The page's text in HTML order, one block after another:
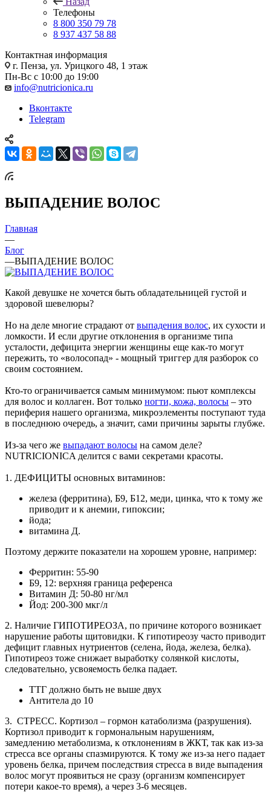
Телефоны
8 800 350 79 78
8 937 437 58 88
Контактная информация
г. Пенза, ул. Урицкого 48, 1 этаж
Пн-Вс с 10:00 до 19:00
info@nutricionica.ru
Вконтакте
Telegram
ВЫПАДЕНИЕ ВОЛОС
Главная
—
Блог
—ВЫПАДЕНИЕ ВОЛОС
Какой девушке не хочется быть обладательницей густой и
здоровой шевелюры?
Но на деле многие страдают от выпадения волос, их сухости и
ломкости. И если другие отклонения в организме типа
усталости, дефицита энергии женщины еще как-то могут
пережить, то «волосопад» - мощный триггер для разборок со
своим состоянием.
Кто-то ограничивается самым минимумом: пьют комплексы
для волос и коллаген. Вот только ногти, кожа, волосы – это
периферия нашего организма, микроэлементы поступают туда
в последнюю очередь, а значит, сами причины зарыты глубже.
Из-за чего же выпадают волосы на самом деле? ️
NUTRICIONICA делится с вами секретами красоты.
1. ДЕФИЦИТЫ основных витаминов:
железа (ферритина), Б9, Б12, меди, цинка, что к тому же
приводит и к анемии, гипоксии;
йода;
витамина Д.
Поэтому держите показатели на хорошем уровне, например:
Ферритин: 55-90
Б9, 12: верхняя граница референса
Витамин Д: 50-80 нг/мл
Йод: 200-300 мкг/л
2. Наличие ГИПОТИРЕОЗА, по причине которого возникает
нарушение работы щитовидки. К гипотиреозу часто приводит
дефицит главных нутриентов (селена, йода, железа, белка).
Гипотиреоз тоже снижает выработку солянкой кислоты,
следовательно, усвояемость белка падает.
ТТГ должно быть не выше двух
Антитела до 10
3. СТРЕСС. Кортизол – гормон катаболизма (разрушения).
Кортизол приводит к гормональным нарушениям,
замедлению метаболизма, к отклонениям в ЖКТ, так как из-за
стресса все органы спазмируются. К тому же из-за него падает
уровень белка, причем последствия стресса в виде выпадения
волос могут проявиться не сразу (организм компенсирует
потери какое-то время), а через 3-6 месяцев.